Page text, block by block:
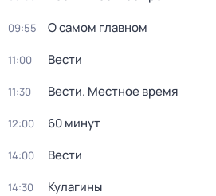
09:55 О самом главном
11:00 Вести
11:30 Вести. Местное время
12:00 60 минут
14:00 Вести
14:30 Кулагины